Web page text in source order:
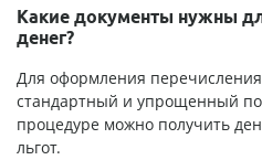
Какие документы нужны
денег?
Для оформления
стандартный и упрощенный
процедуре можно получить
льгот.